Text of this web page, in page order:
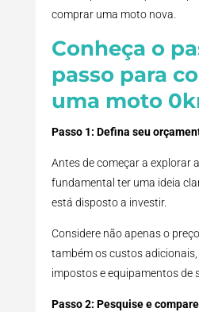
comprar uma moto nova.
Conheça o
passo para
uma moto
Passo 1: Defina seu
Antes de começar a explorar
fundamental ter uma ideia
está disposto a investir.
Considere não apenas o
também os custos
impostos e equipamentos de
Passo 2: Pesquise e